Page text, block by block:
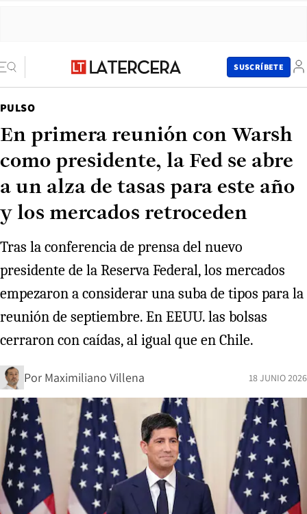
SUSCRÍBETE
PULSO
En primera reunión con Warsh
como presidente, la Fed se abre
a un alza de tasas para este año
y los mercados retroceden
Tras la conferencia de prensa del nuevo
presidente de la Reserva Federal, los mercados
empezaron a considerar una suba de tipos para la
reunión de septiembre. En EEUU. las bolsas
cerraron con caídas, al igual que en Chile.
Por Maximiliano Villena 18 JUNIO 2026